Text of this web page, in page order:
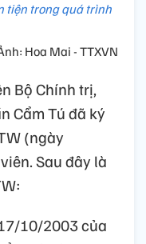
tiện trong quá trình
Hoa Mai - TTXVN
Bộ Chính trị,
Cẩm Tú đã ký
(ngày
Sau đây là
10/2003 của